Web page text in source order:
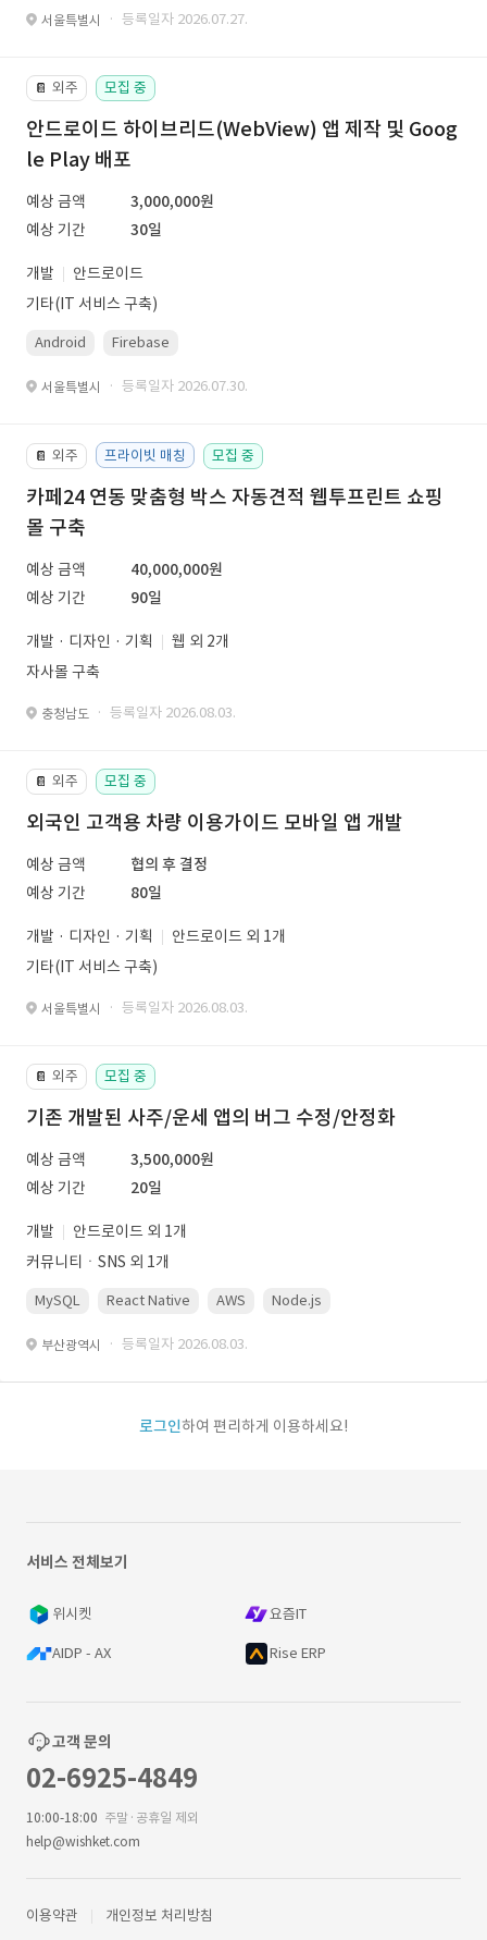
서울특별시 · 등록일자 2026.07.27.
📔 외주 모집 중
안드로이드 하이브리드(WebView) 앱 제작 및 Goog
le Play 배포
예상 금액
3,000,000원
예상 기간
30일
개발
안드로이드
기타(IT 서비스 구축)
Android Firebase
서울특별시 · 등록일자 2026.07.30.
📔 외주 프라이빗 매칭 모집 중
카페24 연동 맞춤형 박스 자동견적 웹투프린트 쇼핑
몰 구축
예상 금액
40,000,000원
예상 기간
90일
개발 · 디자인 · 기획
웹 외 2개
자사몰 구축
충청남도 · 등록일자 2026.08.03.
📔 외주 모집 중
외국인 고객용 차량 이용가이드 모바일 앱 개발
예상 금액
협의 후 결정
예상 기간
80일
개발 · 디자인 · 기획
안드로이드 외 1개
기타(IT 서비스 구축)
서울특별시 · 등록일자 2026.08.03.
📔 외주 모집 중
기존 개발된 사주/운세 앱의 버그 수정/안정화
예상 금액
3,500,000원
예상 기간
20일
개발
안드로이드 외 1개
커뮤니티ㆍSNS 외 1개
MySQL React Native AWS Node.js
부산광역시 · 등록일자 2026.08.03.
로그인하여 편리하게 이용하세요!
서비스 전체보기
위시켓 요즘IT
AIDP - AX Rise ERP
고객 문의
02-6925-4849
10:00-18:00 주말·공휴일 제외
help@wishket.com
이용약관 개인정보 처리방침